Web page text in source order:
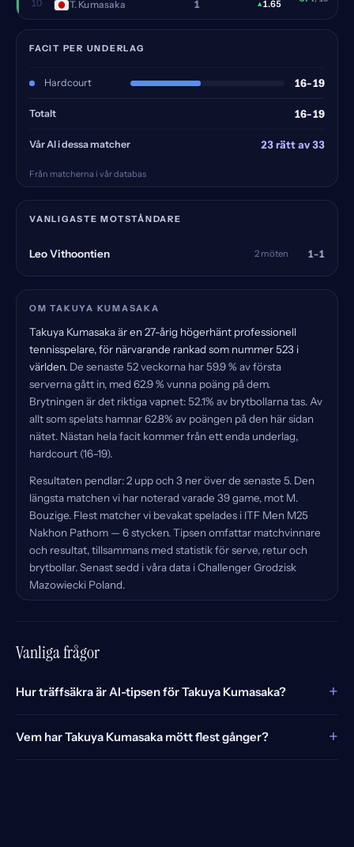
10 T. Kumasaka 1 ▴1.65
FACIT PER UNDERLAG
Hardcourt 16-19
Totalt 16-19
Vår AI i dessa matcher 23 rätt av 33
Från matcherna i vår databas
VANLIGASTE MOTSTÅNDARE
Leo Vithoontien 2 möten 1-1
OM TAKUYA KUMASAKA
Takuya Kumasaka är en 27-årig högerhänt professionell
tennisspelare, för närvarande rankad som nummer 523 i
världen. De senaste 52 veckorna har 59.9 % av första
serverna gått in, med 62.9 % vunna poäng på dem.
Brytningen är det riktiga vapnet: 52.1% av brytbollarna tas. Av
allt som spelats hamnar 62.8% av poängen på den här sidan
nätet. Nästan hela facit kommer från ett enda underlag,
hardcourt (16-19).
Resultaten pendlar: 2 upp och 3 ner över de senaste 5. Den
längsta matchen vi har noterad varade 39 game, mot M.
Bouzige. Flest matcher vi bevakat spelades i ITF Men M25
Nakhon Pathom — 6 stycken. Tipsen omfattar matchvinnare
och resultat, tillsammans med statistik för serve, retur och
brytbollar. Senast sedd i våra data i Challenger Grodzisk
Mazowiecki Poland.
Vanliga frågor
Hur träffsäkra är AI-tipsen för Takuya Kumasaka? +
Vem har Takuya Kumasaka mött flest gånger? +